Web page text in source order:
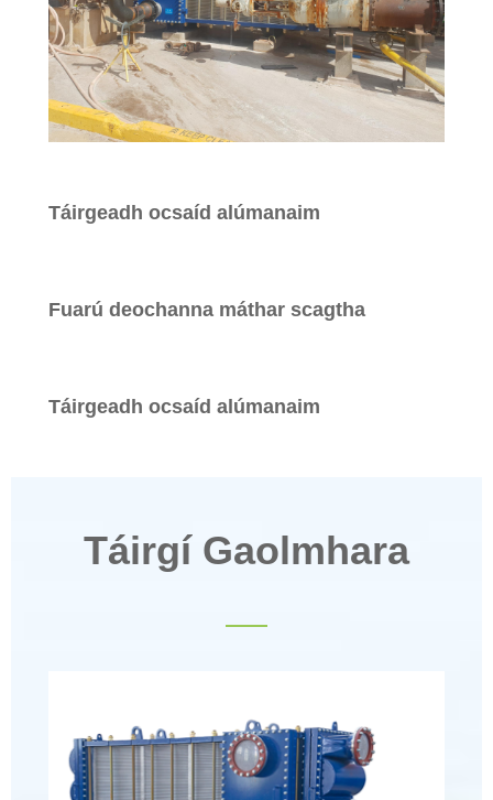
Táirgeadh ocsaíd alúmanaim
Fuarú deochanna máthar scagtha
Táirgeadh ocsaíd alúmanaim
Táirgí Gaolmhara